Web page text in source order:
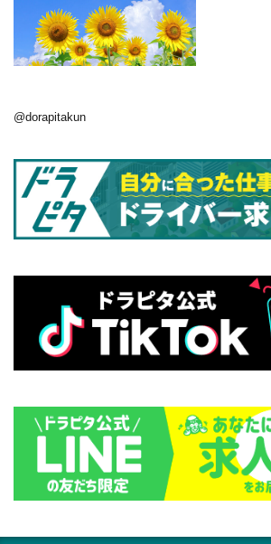
@dorapitakun